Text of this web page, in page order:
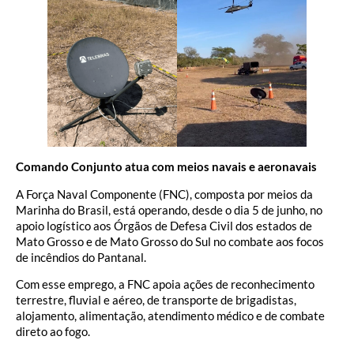
Comando Conjunto atua com meios navais e aeronavais
A Força Naval Componente (FNC), composta por meios da
Marinha do Brasil, está operando, desde o dia 5 de junho, no
apoio logístico aos Órgãos de Defesa Civil dos estados de
Mato Grosso e de Mato Grosso do Sul no combate aos focos
de incêndios do Pantanal.
Com esse emprego, a FNC apoia ações de reconhecimento
terrestre, fluvial e aéreo, de transporte de brigadistas,
alojamento, alimentação, atendimento médico e de combate
direto ao fogo.